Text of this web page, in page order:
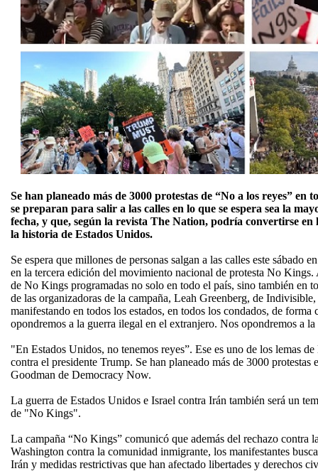
Se han planeado más de 3000 protestas de “No a los reyes” en
se preparan para salir a las calles en lo que se espera sea la
fecha, y que, según la revista The Nation, podría convertirse
la historia de Estados Unidos.
Se espera que millones de personas salgan a las calles este sábado
en la tercera edición del movimiento nacional de protesta No Kings.
de No Kings programadas no solo en todo el país, sino también en
de las organizadoras de la campaña, Leah Greenberg, de
manifestando en todos los estados, en todos los condados, de
opondremos a la guerra ilegal en el extranjero. Nos opondremos a
"En Estados Unidos, no tenemos reyes”. Ese es uno de los lemas
contra el presidente Trump. Se han planeado más de 3000
Goodman de Democracy Now.
La guerra de Estados Unidos e Israel contra Irán también será un
de "No Kings".
La campaña “No Kings” comunicó que además del rechazo contra
Washington contra la comunidad inmigrante, los manifestantes
Irán y medidas restrictivas que han afectado libertades y derechos